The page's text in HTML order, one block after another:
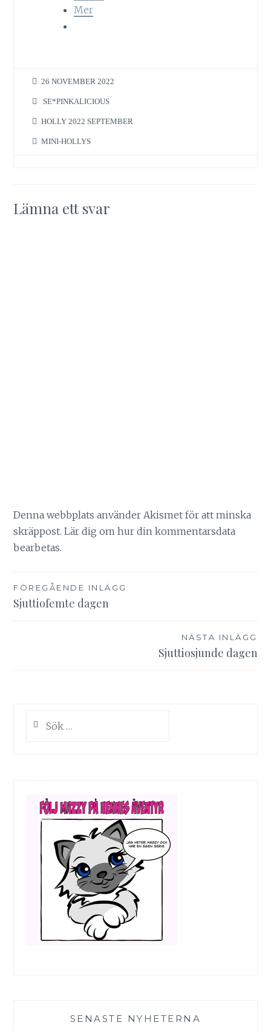
Mer
26 NOVEMBER 2022
SE*PINKALICIOUS
HOLLY 2022 SEPTEMBER
MINI-HOLLYS
Lämna ett svar
Denna webbplats använder Akismet för att minska
skräppost.Lär dig om hur din kommentarsdata
bearbetas.
Inläggsnavigering
FÖREGÅENDE INLÄGG
Sjuttiofemte dagen
NÄSTA INLÄGG
Sjuttiosjunde dagen
efter:
SENASTE NYHETERNA